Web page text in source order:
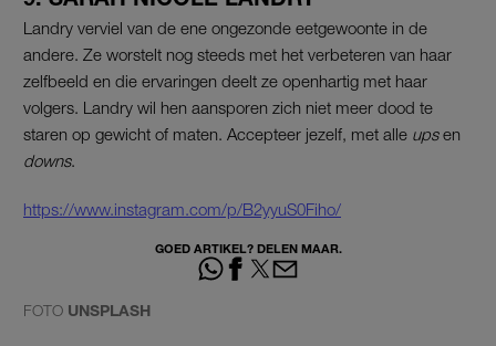
Landry verviel van de ene ongezonde eetgewoonte in de
andere. Ze worstelt nog steeds met het verbeteren van haar
zelfbeeld en die ervaringen deelt ze openhartig met haar
volgers. Landry wil hen aansporen zich niet meer dood te
staren op gewicht of maten. Accepteer jezelf, met alle upsen
downs.
https://www.instagram.com/p/B2yyuS0Fiho/
GOED ARTIKEL? DELEN MAAR.
FOTO UNSPLASH